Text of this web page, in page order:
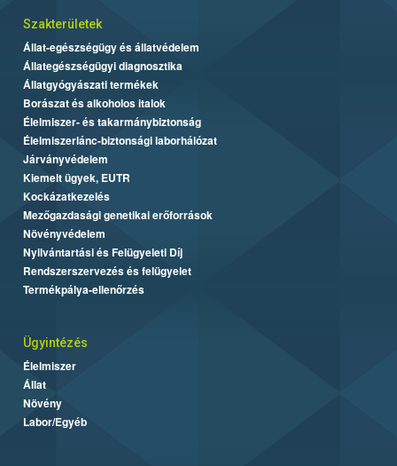
Szakterületek
Állat-egészségügy és állatvédelem
Állategészségügyi diagnosztika
Állatgyógyászati termékek
Borászat és alkoholos italok
Élelmiszer- és takarmánybiztonság
Élelmiszerlánc-biztonsági laborhálózat
Járványvédelem
Kiemelt ügyek, EUTR
Kockázatkezelés
Mezőgazdasági genetikai erőforrások
Növényvédelem
Nyilvántartási és Felügyeleti Díj
Rendszerszervezés és felügyelet
Termékpálya-ellenőrzés
Ügyintézés
Élelmiszer
Állat
Növény
Labor/Egyéb